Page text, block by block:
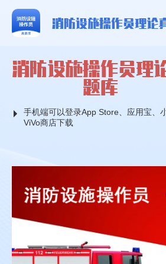
消防设施操作员理论
消防设施操作员理
题库
手机端可以登录App Store、应用宝、
ViVo商店下载